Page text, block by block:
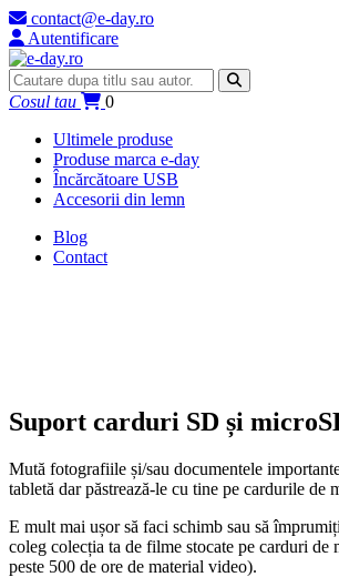
contact@e-day.ro
Autentificare
Cosul tau
0
Ultimele produse
Produse marca e-day
Încărcătoare USB
Accesorii din lemn
Blog
Contact
Suport carduri SD și
Mută fotografiile și/sau documentele
tabletă dar păstrează-le cu tine pe cardurile de
E mult mai ușor să faci schimb sau să
coleg colecția ta de filme stocate pe carduri de
peste 500 de ore de material video).